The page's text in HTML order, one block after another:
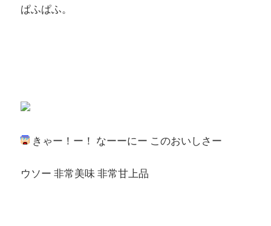
ぱふぱふ。
きゃー！ー！ なーーにー このおいしさー
ウソー 非常美味 非常甘上品